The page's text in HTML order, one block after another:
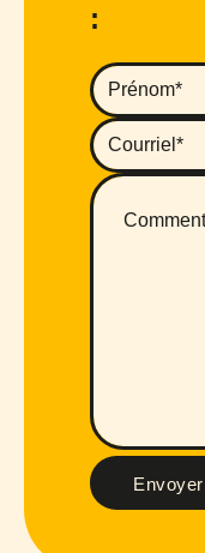
:
Envoyer